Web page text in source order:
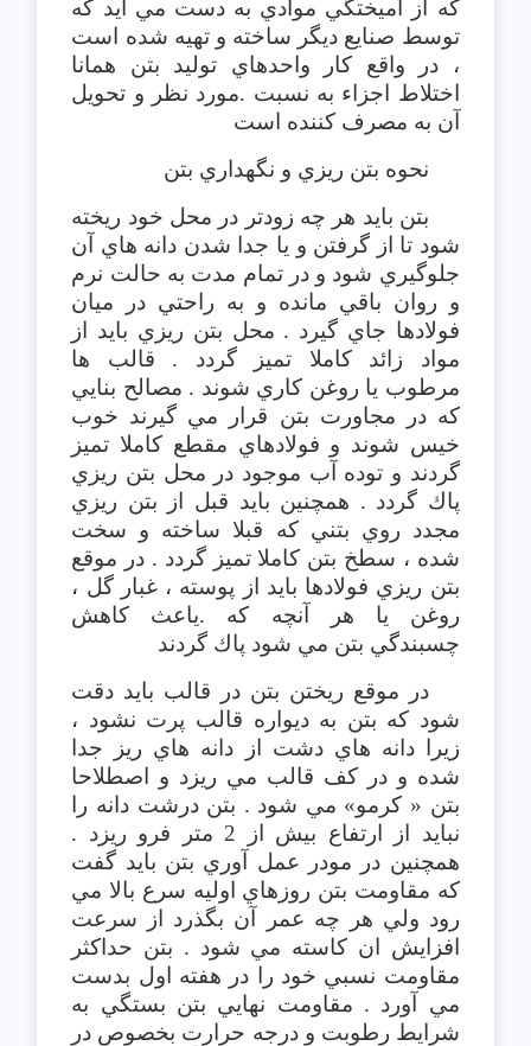
كه از آميختگي موادي به دست مي آيد كه
توسط صنايع ديگر ساخته و تهيه شده است
، در واقع كار واحدهاي توليد بتن همانا
اختلاط اجزاء به نسبت .مورد نظر و تحويل
آن به مصرف كننده است
نحوه بتن ريزي و نگهداري بتن
بتن بايد هر چه زودتر در محل خود ريخته
شود تا از گرفتن و يا جدا شدن دانه هاي آن
جلوگيري شود و در تمام مدت به حالت نرم
و روان باقي مانده و به راحتي در ميان
فولادها جاي گيرد . محل بتن ريزي بايد از
مواد زائد كاملا تميز گردد . قالب ها
مرطوب يا روغن كاري شوند . مصالح بنايي
كه در مجاورت بتن قرار مي گيرند خوب
خيس شوند و فولادهاي مقطع كاملا تميز
گردند و توده آب موجود در محل بتن ريزي
پاك گردد . همچنين بايد قبل از بتن ريزي
مجدد روي بتني كه قبلا ساخته و سخت
شده ، سطخ بتن كاملا تميز گردد . در موقع
بتن ريزي فولادها بايد از پوسته ، غبار گل ،
روغن يا هر آنچه كه .ياعث كاهش
چسبندگي بتن مي شود پاك گردند
در موقع ريختن بتن در قالب بايد دقت
شود كه بتن به ديواره قالب پرت نشود ،
زيرا دانه هاي دشت از دانه هاي ريز جدا
شده و در كف قالب مي ريزد و اصطلاحا
بتن « كرمو» مي شود . بتن درشت دانه را
نبايد از ارتفاع بيش از 2 متر فرو ريزد .
همچنين در مودر عمل آوري بتن بايد گفت
كه مقاومت بتن روزهاي اوليه سرع بالا مي
رود ولي هر چه عمر آن بگذرد از سرعت
افزايش ان كاسته مي شود . بتن حداكثر
مقاومت نسبي خود را در هفته اول بدست
مي آورد . مقاومت نهايي بتن بستگي به
شرايط رطوبت و درجه حرارت بخصوص در